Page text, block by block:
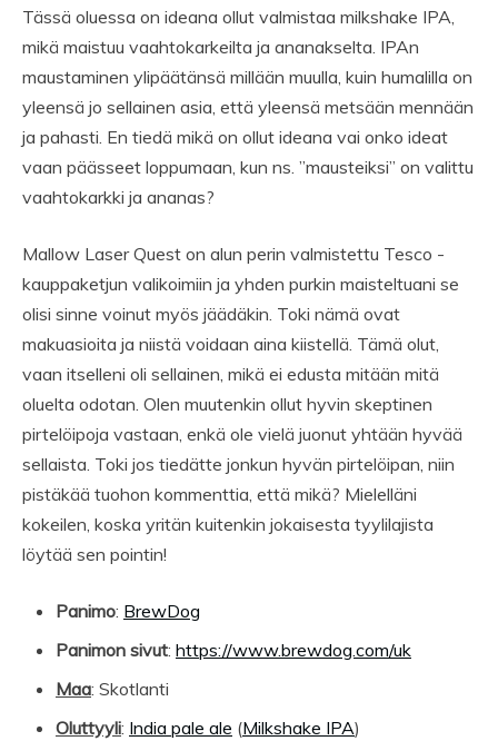
Tässä oluessa on ideana ollut valmistaa milkshake IPA,
mikä maistuu vaahtokarkeilta ja ananakselta. IPAn
maustaminen ylipäätänsä millään muulla, kuin humalilla on
yleensä jo sellainen asia, että yleensä metsään mennään
ja pahasti. En tiedä mikä on ollut ideana vai onko ideat
vaan päässeet loppumaan, kun ns. ”mausteiksi” on valittu
vaahtokarkki ja ananas?
Mallow Laser Quest on alun perin valmistettu Tesco -
kauppaketjun valikoimiin ja yhden purkin maisteltuani se
olisi sinne voinut myös jäädäkin. Toki nämä ovat
makuasioita ja niistä voidaan aina kiistellä. Tämä olut,
vaan itselleni oli sellainen, mikä ei edusta mitään mitä
oluelta odotan. Olen muutenkin ollut hyvin skeptinen
pirtelöipoja vastaan, enkä ole vielä juonut yhtään hyvää
sellaista. Toki jos tiedätte jonkun hyvän pirtelöipan, niin
pistäkää tuohon kommenttia, että mikä? Mielelläni
kokeilen, koska yritän kuitenkin jokaisesta tyylilajista
löytää sen pointin!
Panimo: BrewDog
Panimon sivut: https://www.brewdog.com/uk
Maa: Skotlanti
Oluttyyli: India pale ale (Milkshake IPA)